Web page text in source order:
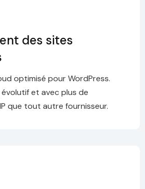
des sites
optimisé pour WordPress.
évolutif et avec plus de
que tout autre fournisseur.